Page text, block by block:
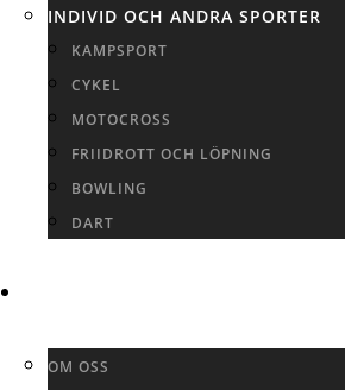
INDIVID OCH ANDRA SPORTER
KAMPSPORT
CYKEL
MOTOCROSS
FRIIDROTT OCH LÖPNING
BOWLING
DART
OM OSS